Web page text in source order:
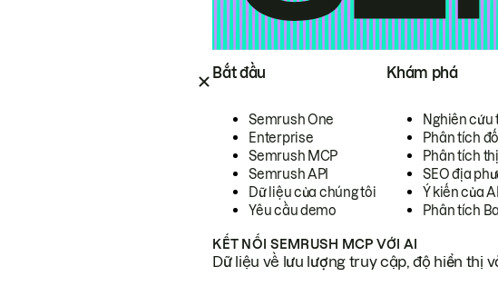
Bắt đầu
Semrush One
Enterprise
Semrush MCP
Semrush API
Dữ liệu của chúng tôi
Yêu cầu demo
Khám phá
Nghiên cứu
Phân tích
Phân tích
SEO địa
Ý kiến của
Phân tích
KẾT NỐI SEMRUSH MCP VỚI AI
Dữ liệu về lưu lượng truy cập, độ hiển thị